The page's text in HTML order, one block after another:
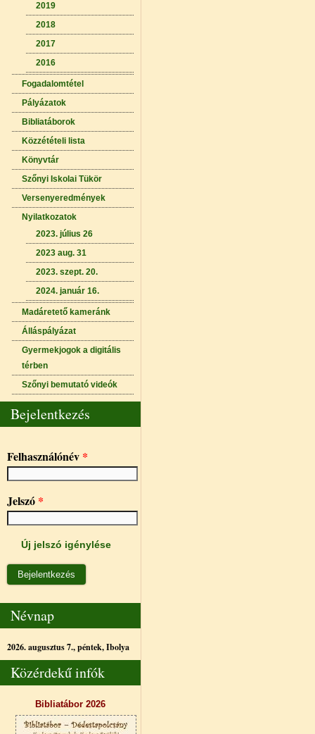
2019
2018
2017
2016
Fogadalomtétel
Pályázatok
Bibliatáborok
Közzétételi lista
Könyvtár
Szőnyi Iskolai Tükör
Versenyeredmények
Nyilatkozatok
2023. július 26
2023 aug. 31
2023. szept. 20.
2024. január 16.
Madáretető kameránk
Álláspályázat
Gyermekjogok a digitális
térben
Szőnyi bemutató videók
Bejelentkezés
Felhasználónév *
Jelszó *
Új jelszó igénylése
Névnap
2026. augusztus 7., péntek,Ibolya
Közérdekű infók
Bibliatábor 2026